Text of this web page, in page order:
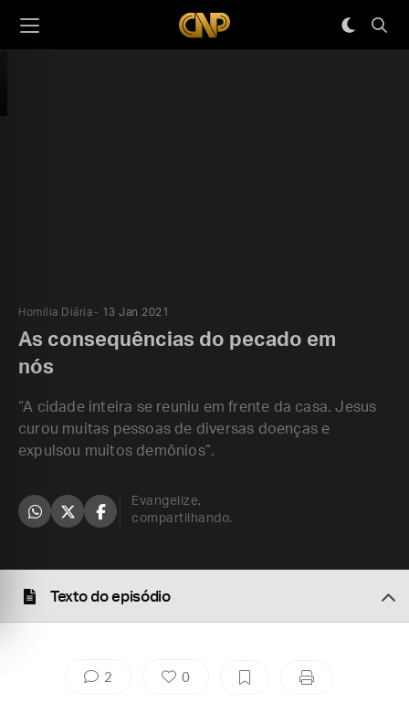
Homilia Diária 13 Jan 2021
As consequências do pecado em
nós
“A cidade inteira se reuniu em frente da casa. Jesus
curou muitas pessoas de diversas doenças e
expulsou muitos demônios”.
Evangelize,
compartilhando.
Texto do episódio
2 0